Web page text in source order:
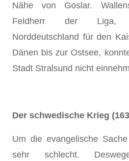
Nähe von Goslar.
Feldherr der Liga,
Norddeutschland für den
Dänen bis zur Ostsee,
Stadt Stralsund nicht
Der schwedische Krieg
Um die evangelische
sehr schlecht.